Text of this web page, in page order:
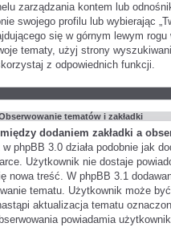
zarządzania kontem lub
swojego profilu lub wybierając
się w górnym lewym rogu
tematy, użyj strony
z odpowiednich funkcji.
tematów i zakładki
dodaniem zakładki a
w phpBB 3.0 działa podobnie jak
Użytkownik nie dostaje
nowa treść. W phpBB 3.1
tematu. Użytkownik może być
aktualizacja tematu
powiadamia